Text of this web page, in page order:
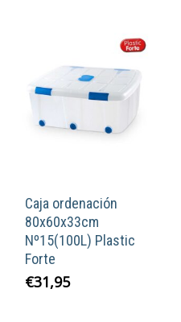
Caja ordenación
80x60x33cm
Nº15(100L) Plastic
Forte
€31,95